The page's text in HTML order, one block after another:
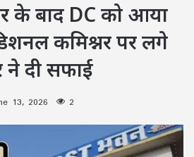
के बाद DC को आया
कमिश्नर पर लगे
दी सफाई
13, 2026 2